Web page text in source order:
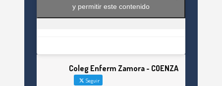
y permitir este contenido
Coleg Enferm Zamora - COENZA
Seguir